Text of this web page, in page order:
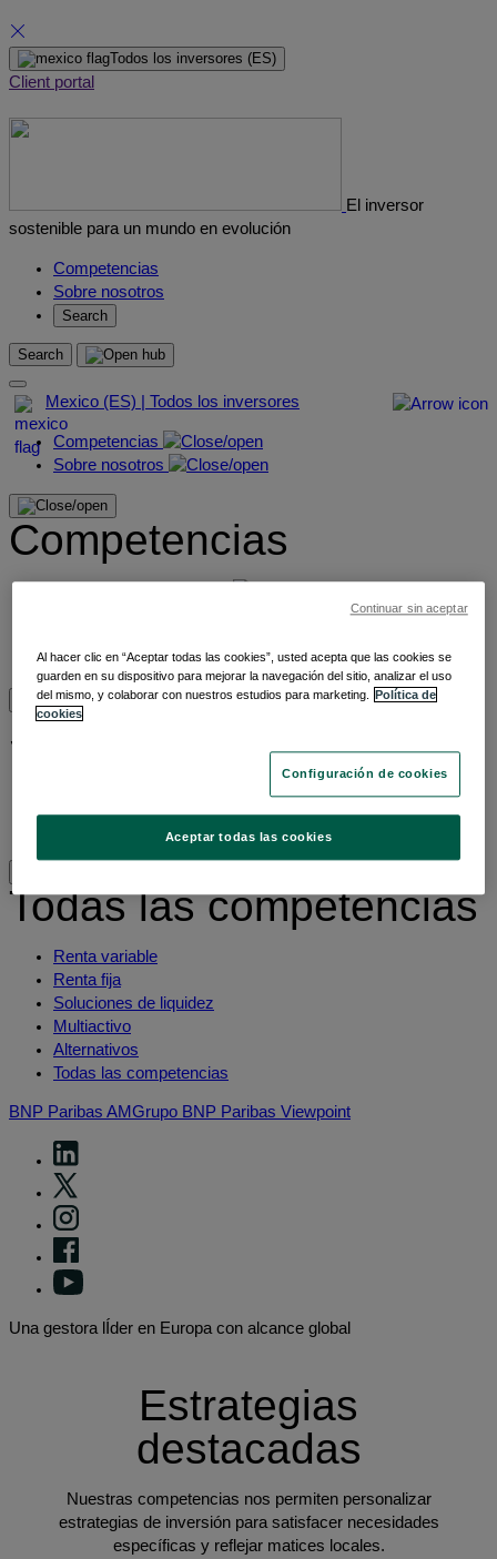
Skip
to
Todos los inversores (ES)
Client portal
El inversor
sostenible para un mundo en evolución
Competencias
Sobre nosotros
Search
Search
Mexico (ES) | Todos los inversores
Competencias
Sobre nosotros
Competencias
Inversión temática
Sobre nosotros
Todas las competencias
Renta variable
Renta fija
Soluciones de liquidez
Multiactivo
Alternativos
Todas las competencias
BNP Paribas AMGrupo BNP Paribas Viewpoint
Una gestora lÍder en Europa con alcance global
Estrategias
destacadas
Nuestras competencias nos permiten personalizar
estrategias de inversión para satisfacer necesidades
específicas y reflejar matices locales.
Al hacer clic en “Aceptar todas las cookies”, usted acepta que las cookies se
guarden en su dispositivo para mejorar la navegación del sitio, analizar el uso
del mismo, y colaborar con nuestros estudios para marketing.
Política de
cookies
Configuración de cookies
Aceptar todas las cookies
Continuar sin aceptar